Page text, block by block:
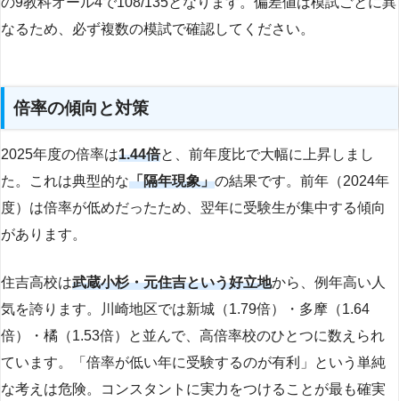
なるため、必ず複数の模試で確認してください。
倍率の傾向と対策
2025年度の倍率は1.44倍と、前年度比で大幅に上昇しまし
た。これは典型的な「隔年現象」の結果です。前年（2024年
度）は倍率が低めだったため、翌年に受験生が集中する傾向
があります。
住吉高校は武蔵小杉・元住吉という好立地から、例年高い人
気を誇ります。川崎地区では新城（1.79倍）・多摩（1.64
倍）・橘（1.53倍）と並んで、高倍率校のひとつに数えられ
ています。「倍率が低い年に受験するのが有利」という単純
な考えは危険。コンスタントに実力をつけることが最も確実